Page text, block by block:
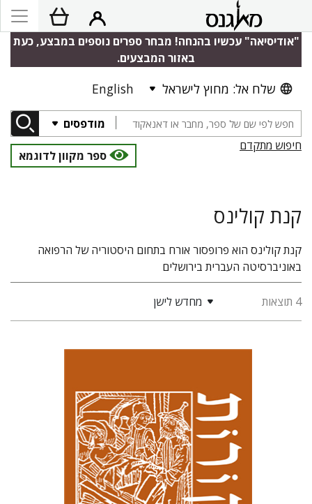
"אודיסיאה" עכשיו בהנחה! מבחר ספרים נוספים במבצע, כעת
באזור המבצעים.
שלח אל: מחוץ לישראל English
מודפסים
חיפוש מתקדם
ספר מקוון לדוגמא
קנת קולינס
קנת קולינס הוא פרופסור אורח בתחום היסטוריה של הרפואה
באוניברסיטה העברית בירושלים
4 תוצאות מחדש לישן
קנת קולינס